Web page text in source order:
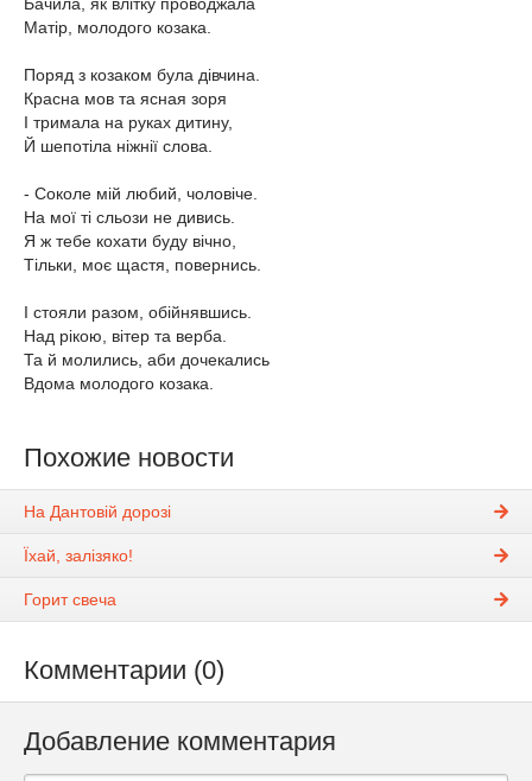
Матір, молодого козака.
Поряд з козаком була дівчина.
Красна мов та ясная зоря
І тримала на руках дитину,
Й шепотіла ніжнії слова.
- Соколе мій любий, чоловіче.
На мої ті сльози не дивись.
Я ж тебе кохати буду вічно,
Тільки, моє щастя, повернись.
І стояли разом, обійнявшись.
Над рікою, вітер та верба.
Та й молились, аби дочекались
Вдома молодого козака.
Похожие новости
На Дантовій дорозі
Їхай, залізяко!
Горит свеча
Комментарии (0)
Добавление комментария